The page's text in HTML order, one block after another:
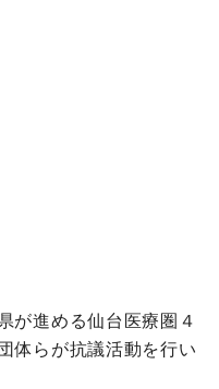
が進める仙台医療圏４
体らが抗議活動を行い